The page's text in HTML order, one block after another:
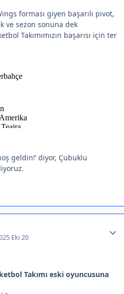
forması giyen başarılı pivot,
ve sezon sonuna dek
Takımımızın başarısı için ter
geldin!’ diyor, Çubuklu
Eki 20
Takımı eski oyuncusuna